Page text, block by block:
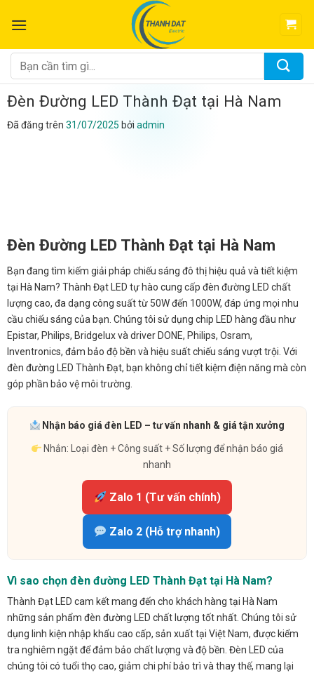
đến
dung
Tìm
kiếm:
Đèn Đường LED Thành Đạt tại Hà Nam
Đã đăng trên 31/07/2025 bởi admin
Đèn Đường LED Thành Đạt tại Hà Nam
Bạn đang tìm kiếm giải pháp chiếu sáng đô thị hiệu quả và tiết kiệm
tại Hà Nam? Thành Đạt LED tự hào cung cấp đèn đường LED chất
lượng cao, đa dạng công suất từ 50W đến 1000W, đáp ứng mọi nhu
cầu chiếu sáng của bạn. Chúng tôi sử dụng chip LED hàng đầu như
Epistar, Philips, Bridgelux và driver DONE, Philips, Osram,
Inventronics, đảm bảo độ bền và hiệu suất chiếu sáng vượt trội. Với
đèn đường LED Thành Đạt, bạn không chỉ tiết kiệm điện năng mà còn
góp phần bảo vệ môi trường.
Nhận báo giá đèn LED – tư vấn nhanh & giá tận xưởng
Nhắn: Loại đèn + Công suất + Số lượng để nhận báo giá
nhanh
Zalo 1 (Tư vấn chính)
Zalo 2 (Hỗ trợ nhanh)
Vì sao chọn đèn đường LED Thành Đạt tại Hà Nam?
Thành Đạt LED cam kết mang đến cho khách hàng tại Hà Nam
những sản phẩm đèn đường LED chất lượng tốt nhất. Chúng tôi sử
dụng linh kiện nhập khẩu cao cấp, sản xuất tại Việt Nam, được kiểm
tra nghiêm ngặt để đảm bảo chất lượng và độ bền. Đèn LED của
chúng tôi có tuổi thọ cao, giảm chi phí bảo trì và thay thế, mang lại